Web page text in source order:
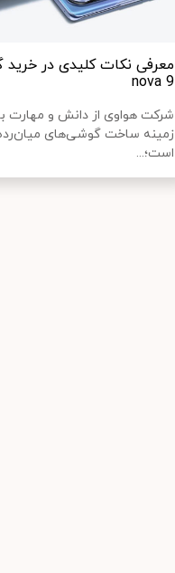
معرفی نکات کلیدی در
nova 9
شرکت هواوی از دانش و مهارت
زمینه ساخت گوشی‌های میان‌رده
است؛...